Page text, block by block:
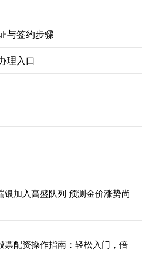
与签约步骤
理入口
银加入高盛队列 预测金价涨势尚
票配资操作指南：轻松入门，倍